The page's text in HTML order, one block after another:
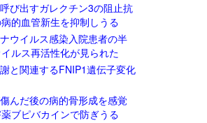
び出すガレクチン3の阻止抗
的血管新生を抑制しうる
ウイルス感染入院患者の半
ルス再活性化が見られた
と関連するFNIP1遺伝子変化
んだ後の病的骨形成を感覚
ブピバカインで防ぎうる